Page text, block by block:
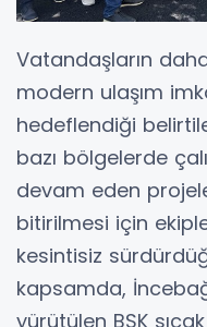
Vatandaşların
modern ulaşım
hedeflendiği
bazı bölgelerde
devam eden
bitirilmesi için
kesintisiz
kapsamda,
yürütülen BSK